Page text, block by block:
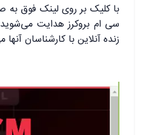
با کلیک بر روی لینک فوق به
سی ام بروکرز هدایت
زنده آنلاین با کارشناسان